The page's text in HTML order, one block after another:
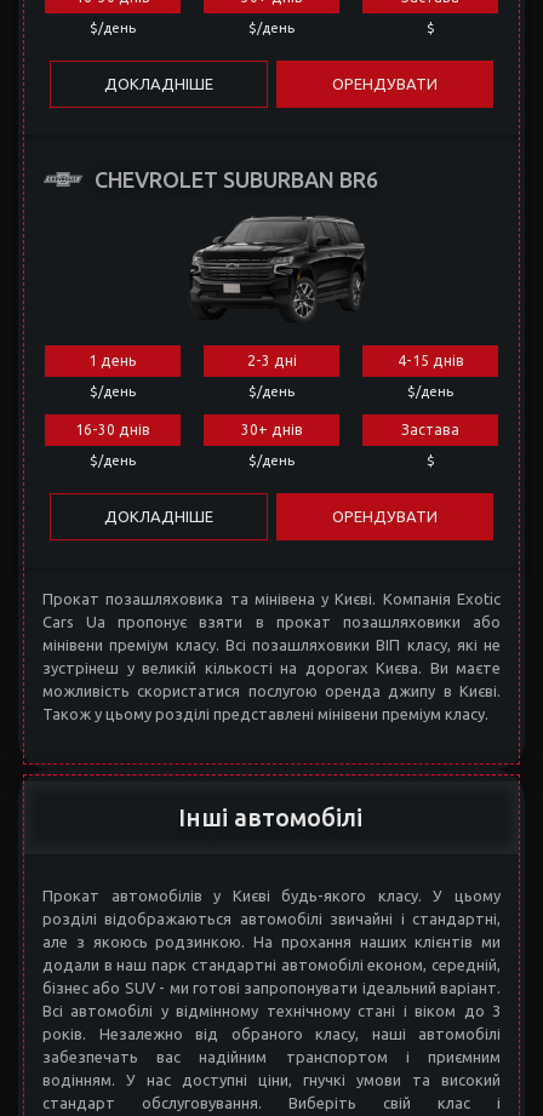
$/день $/день $
ДОКЛАДНІШЕ ОРЕНДУВАТИ
CHEVROLET SUBURBAN BR6
1 день
$/день
2-3 дні
$/день
4-15 днів
$/день
16-30 днів
$/день
30+ днів
$/день
Застава
$
ДОКЛАДНІШЕ ОРЕНДУВАТИ
Прокат позашляховика та мінівена у Києві. Компанія Exotic
Cars Ua пропонує взяти в прокат позашляховики або
мінівени преміум класу. Всі позашляховики ВІП класу, які не
зустрінеш у великій кількості на дорогах Києва. Ви маєте
можливість скористатися послугою оренда джипу в Києві.
Також у цьому розділі представлені мінівени преміум класу.
Інші автомобілі
Прокат автомобілів у Києві будь-якого класу. У цьому
розділі відображаються автомобілі звичайні і стандартні,
але з якоюсь родзинкою. На прохання наших клієнтів ми
додали в наш парк стандартні автомобілі економ, середній,
бізнес або SUV - ми готові запропонувати ідеальний варіант.
Всі автомобілі у відмінному технічному стані і віком до 3
років. Незалежно від обраного класу, наші автомобілі
забезпечать вас надійним транспортом і приємним
водінням. У нас доступні ціни, гнучкі умови та високий
стандарт обслуговування. Виберіть свій клас і